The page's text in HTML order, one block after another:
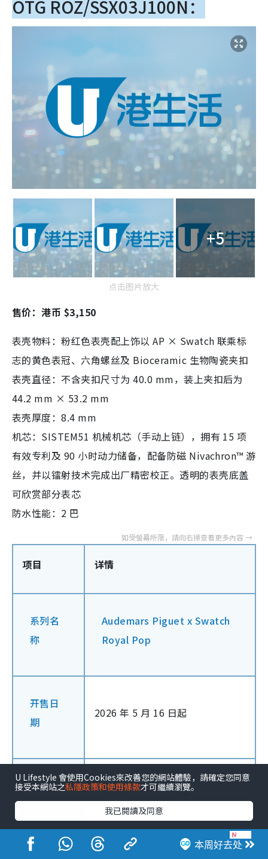
OTG ROZ/SSX03J100N：
+5
点击图片放大
售价：港币 $3,150
表壳物料：粉红色表壳配上饰以 AP × Swatch 联乘标
志的黄色表冠、六角螺丝及 Bioceramic 生物陶瓷夹扣
表壳直径：不含夹扣尺寸为 40.0 mm，装上夹扣后为
44.2 mm × 53.2 mm
表壳厚度：8.4 mm
机芯：SISTEM51 机械机芯（手动上链），拥有 15 项
有效专利及 90 小时动力储备，配备防磁 Nivachron™ 游
丝，并以镭射技术完成出厂精密校正。透明的表壳底盖
可欣赏部分表芯
防水性能：2 巴
项目 详情
系列名
称
Audemars Piguet x Swatch
Royal Pop
开售日
期
2026 年 5 月 16 日起
系列数
量
8 款 Bioceramic 怀表
本周好去处
U Lifestyle 會使用Cookies來改善您的網站體驗，請確定您同意
接受本網站之私隱政策和使用條款才可繼續瀏覽。
我已閱讀及同意